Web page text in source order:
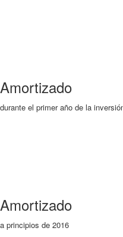
Amortizado
durante el primer año de la
Amortizado
a principios de 2016